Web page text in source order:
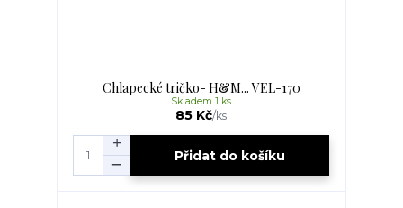
Chlapecké tričko- H&M... VEL-170
85 Kč/ks
Skladem 1 ks
Přidat do košíku